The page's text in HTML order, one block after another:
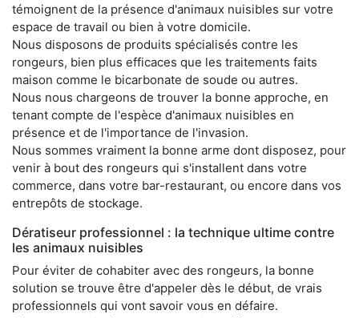
témoignent de la présence d'animaux nuisibles sur votre
espace de travail ou bien à votre domicile.
Nous disposons de produits spécialisés contre les
rongeurs, bien plus efficaces que les traitements faits
maison comme le bicarbonate de soude ou autres.
Nous nous chargeons de trouver la bonne approche, en
tenant compte de l'espèce d'animaux nuisibles en
présence et de l'importance de l'invasion.
Nous sommes vraiment la bonne arme dont disposez, pour
venir à bout des rongeurs qui s'installent dans votre
commerce, dans votre bar-restaurant, ou encore dans vos
entrepôts de stockage.
Dératiseur professionnel : la technique ultime contre
les animaux nuisibles
Pour éviter de cohabiter avec des rongeurs, la bonne
solution se trouve être d'appeler dès le début, de vrais
professionnels qui vont savoir vous en défaire.